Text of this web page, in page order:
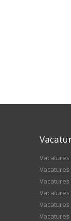
Vacatures
Vacatures
Vacatures